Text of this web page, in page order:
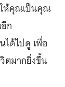
ห้คุณเป็นคุณ
ก
ได้ไปดู เพื่อ
ตมากยิ่งขึ้น